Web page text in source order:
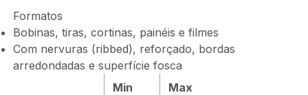
Formatos
Bobinas, tiras, cortinas, painéis e filmes
Com nervuras (ribbed), reforçado, bordas
arredondadas e superfície fosca
Min
Max